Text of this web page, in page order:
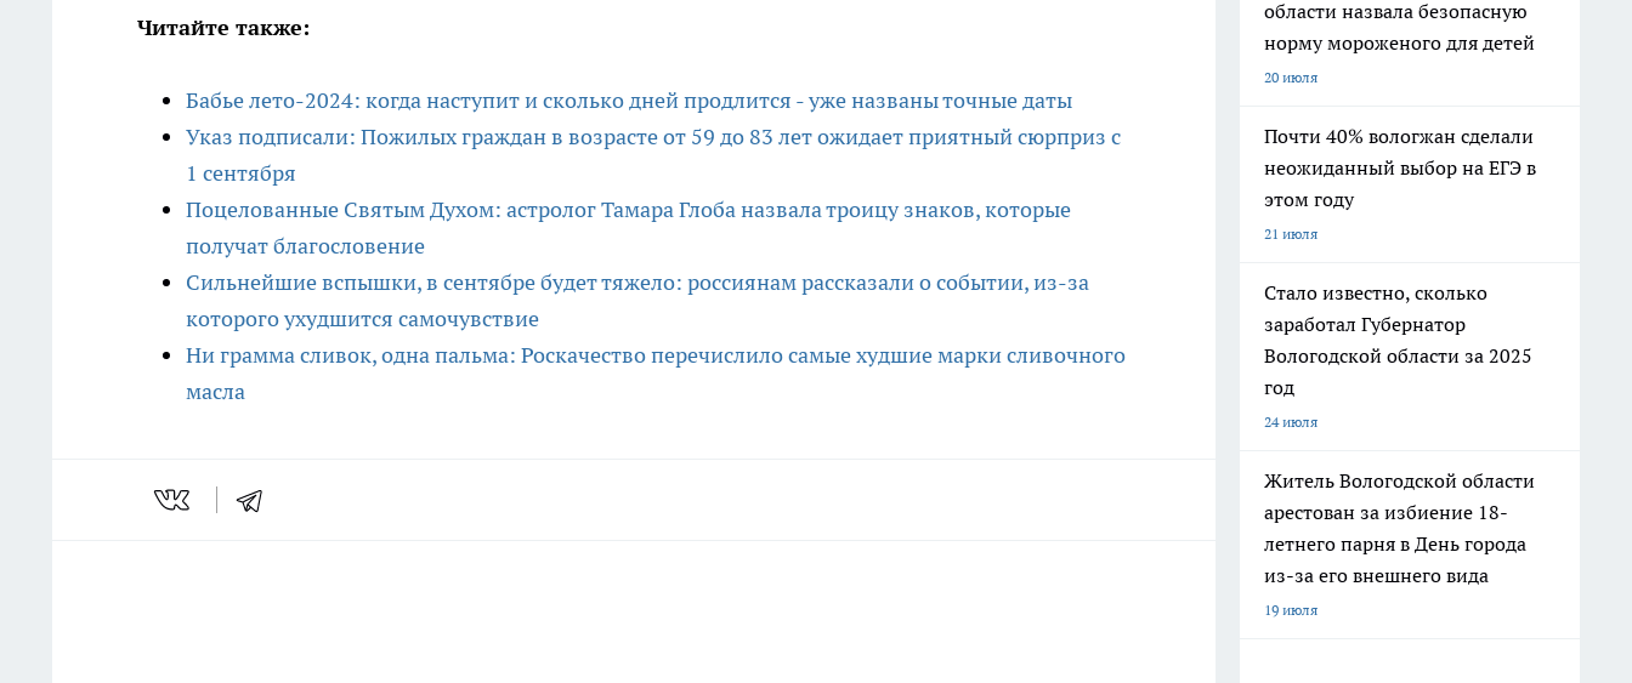
Читайте также:
Бабье лето-2024: когда наступит и сколько дней продлится - уже названы точные даты
Указ подписали: Пожилых граждан в возрасте от 59 до 83 лет ожидает приятный сюрприз с
1 сентября
Поцелованные Святым Духом: астролог Тамара Глоба назвала троицу знаков, которые
получат благословение
Сильнейшие вспышки, в сентябре будет тяжело: россиянам рассказали о событии, из-за
которого ухудшится самочувствие
Ни грамма сливок, одна пальма: Роскачество перечислило самые худшие марки сливочного
масла
области назвала безопасную
норму мороженого для детей
20 июля
Почти 40% вологжан сделали
неожиданный выбор на ЕГЭ в
этом году
21 июля
Стало известно, сколько
заработал Губернатор
Вологодской области за 2025
год
24 июля
Житель Вологодской области
арестован за избиение 18-
летнего парня в День города
из-за его внешнего вида
19 июля